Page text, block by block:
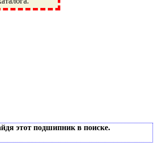
пневматика, метизы,
ХАРП, CX, РОЛТОМ, APZ, FBJ, KYK,
этот подшипник в поиске.